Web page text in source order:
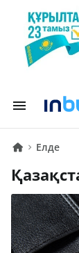
Елде